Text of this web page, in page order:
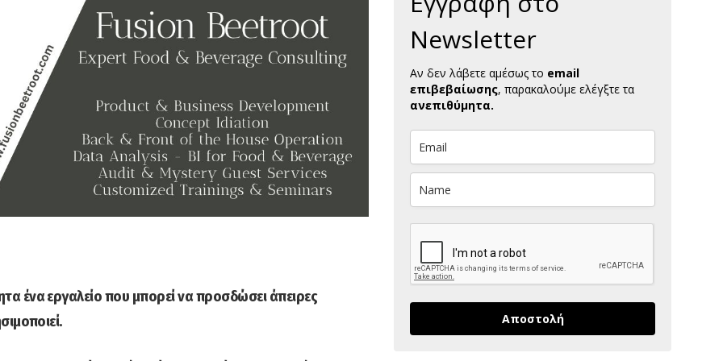
ένα εργαλείο που μπορεί να προσδώσει άπειρες
Newsletter
Αν δεν λάβετε αμέσως το email
επιβεβαίωσης, παρακαλούμε ελέγξτε τα
ανεπιθύμητα.
Αποστολή